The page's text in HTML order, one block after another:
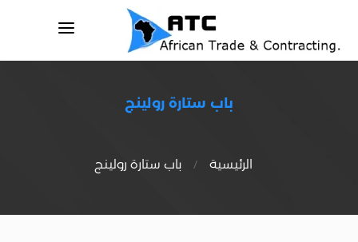
a
باب ستارة رولينج
الرئيسية / باب ستارة رولينج